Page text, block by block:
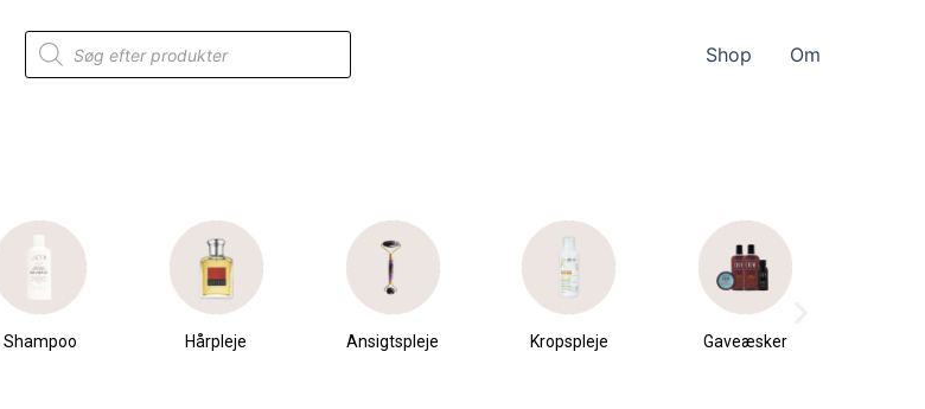
Products
search
Shop Om
Shampoo Hårpleje Ansigtspleje Kropspleje Gaveæsker